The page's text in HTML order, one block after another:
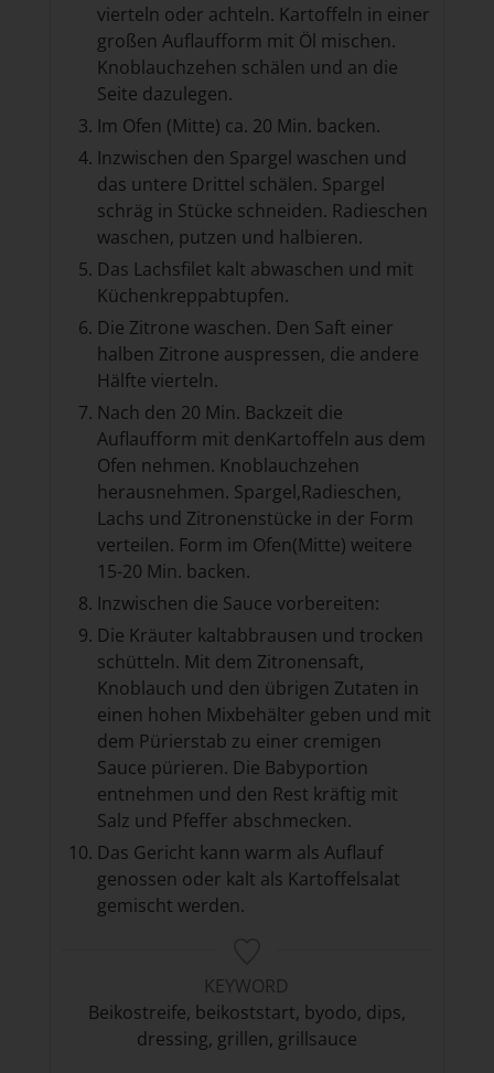
vierteln oder achteln. Kartoffeln in einer
großen Auflaufform mit Öl mischen.
Knoblauchzehen schälen und an die
Seite dazulegen.
Im Ofen (Mitte) ca. 20 Min. backen.
Inzwischen den Spargel waschen und
das untere Drittel schälen. Spargel
schräg in Stücke schneiden. Radieschen
waschen, putzen und halbieren.
Das Lachsfilet kalt abwaschen und mit
Küchenkreppabtupfen.
Die Zitrone waschen. Den Saft einer
halben Zitrone auspressen, die andere
Hälfte vierteln.
Nach den 20 Min. Backzeit die
Auflaufform mit denKartoffeln aus dem
Ofen nehmen. Knoblauchzehen
herausnehmen. Spargel,Radieschen,
Lachs und Zitronenstücke in der Form
verteilen. Form im Ofen(Mitte) weitere
15-20 Min. backen.
Inzwischen die Sauce vorbereiten:
Die Kräuter kaltabbrausen und trocken
schütteln. Mit dem Zitronensaft,
Knoblauch und den übrigen Zutaten in
einen hohen Mixbehälter geben und mit
dem Pürierstab zu einer cremigen
Sauce pürieren. Die Babyportion
entnehmen und den Rest kräftig mit
Salz und Pfeffer abschmecken.
Das Gericht kann warm als Auflauf
genossen oder kalt als Kartoffelsalat
gemischt werden.
KEYWORD
Beikostreife, beikoststart, byodo, dips,
dressing, grillen, grillsauce